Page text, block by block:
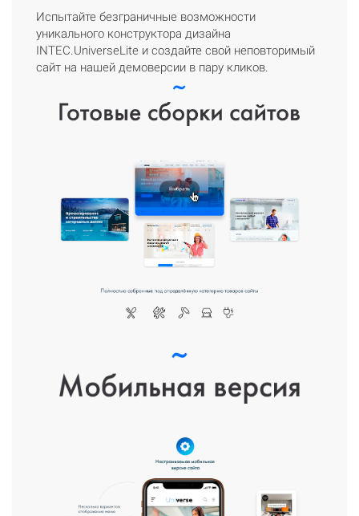
Испытайте безграничные возможности
уникального конструктора дизайна
INTEC.UniverseLite и создайте свой неповторимый
сайт на нашей демоверсии в пару кликов.